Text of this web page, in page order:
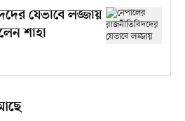
যেভাবে লজ্জায়
শাহা